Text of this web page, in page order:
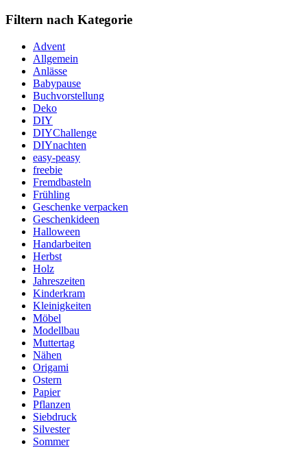
Filtern nach Kategorie
Advent
Allgemein
Anlässe
Babypause
Buchvorstellung
Deko
DIY
DIYChallenge
DIYnachten
easy-peasy
freebie
Fremdbasteln
Frühling
Geschenke verpacken
Geschenkideen
Halloween
Handarbeiten
Herbst
Holz
Jahreszeiten
Kinderkram
Kleinigkeiten
Möbel
Modellbau
Muttertag
Nähen
Origami
Ostern
Papier
Pflanzen
Siebdruck
Silvester
Sommer